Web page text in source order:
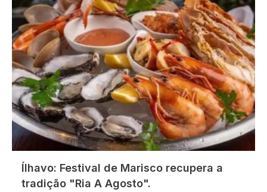
Ílhavo: Festival de Marisco recupera a
tradição "Ria A Agosto".